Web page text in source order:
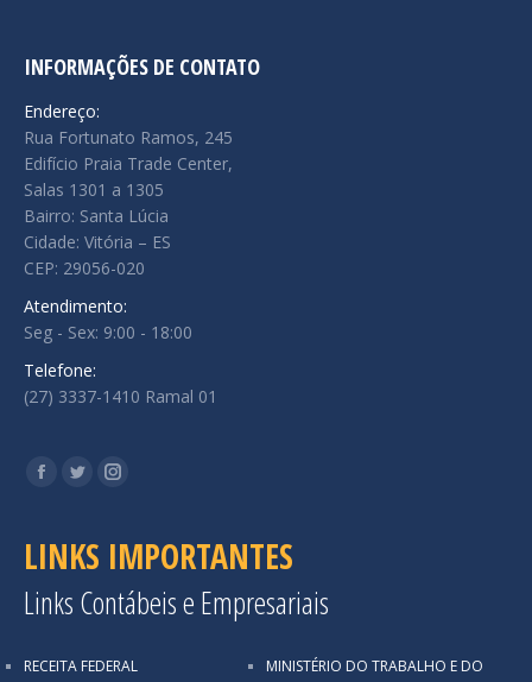
INFORMAÇÕES DE CONTATO
Endereço:
Rua Fortunato Ramos, 245
Edifício Praia Trade Center,
Salas 1301 a 1305
Bairro: Santa Lúcia
Cidade: Vitória – ES
CEP: 29056-020
Atendimento:
Seg - Sex: 9:00 - 18:00
Telefone:
(27) 3337-1410 Ramal 01
Encontre-nos em:
Facebook
TwitterInstagram
LINKS IMPORTANTES
Links Contábeis e Empresariais
RECEITA FEDERAL
MINISTÉRIO DO TRABALHO E DO